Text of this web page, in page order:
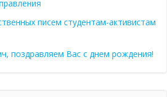
писем студентам-активистам
поздравляем Вас с днем рождения!